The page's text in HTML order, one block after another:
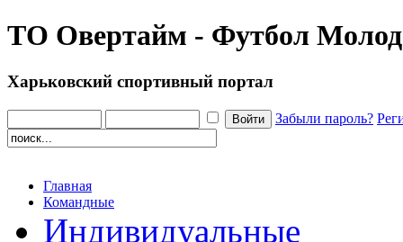
ТО Овертайм - Футбол
Харьковский спортивный портал
Забыли пароль?
Главная
Командные
Индивидуальные